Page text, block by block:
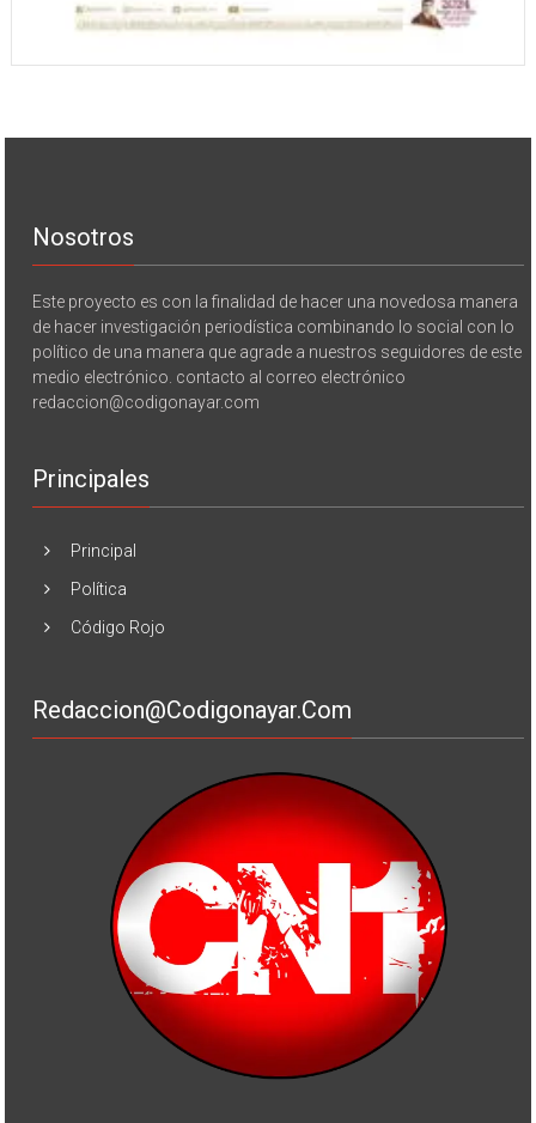
Nosotros
Este proyecto es con la finalidad de hacer una novedosa manera
de hacer investigación periodística combinando lo social con lo
político de una manera que agrade a nuestros seguidores de este
medio electrónico. contacto al correo electrónico
redaccion@codigonayar.com
Principales
Principal
Política
Código Rojo
Redaccion@codigonayar.com